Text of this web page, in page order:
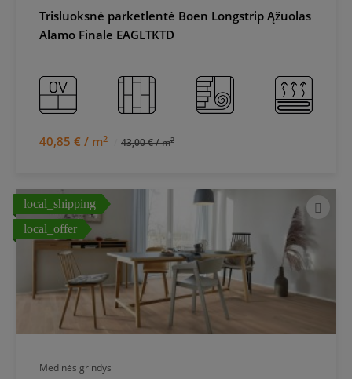
Trisluoksnė parketlentė Boen Longstrip Ąžuolas
Alamo Finale EAGLTKTD
40,85 € / m2 43,00 € / m2
Medinės grindys
local_shipping
local_offer